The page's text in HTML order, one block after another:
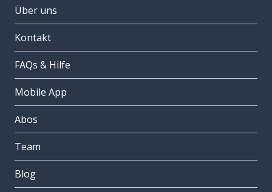
Über uns
Kontakt
FAQs & Hilfe
Mobile App
Abos
Team
Blog